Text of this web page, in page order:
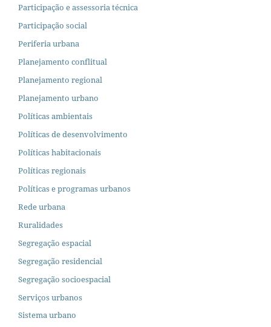
Participação e assessoria técnica
Participação social
Periferia urbana
Planejamento conflitual
Planejamento regional
Planejamento urbano
Políticas ambientais
Políticas de desenvolvimento
Políticas habitacionais
Políticas regionais
Políticas e programas urbanos
Rede urbana
Ruralidades
Segregação espacial
Segregação residencial
Segregação socioespacial
Serviços urbanos
Sistema urbano